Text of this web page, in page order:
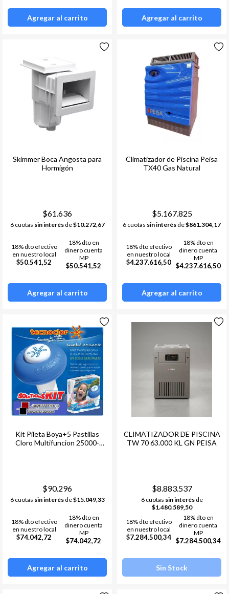
Agregar al carrito Agregar al carrito
Skimmer Boca Angosta para
Hormigón
$61.636
6 cuotas sin interésde$10.272,67
18% dto efectivo
en nuestro local
$50.541,52
18% dto en
dinero cuenta
MP
$50.541,52
Agregar al carrito
Climatizador de Piscina Peisa
TX40 Gas Natural
$5.167.825
6 cuotas sin interés de$861.304,17
18% dto efectivo
en nuestro local
$4.237.616,50
18% dto en
dinero cuenta
MP
$4.237.616,50
Agregar al carrito
Kit Pileta Boya+5 Pastillas
Cloro Multifuncion 25000-
$90.296
6 cuotas sin interésde$15.049,33
18% dto efectivo
en nuestro local
$74.042,72
18% dto en
dinero cuenta
MP
$74.042,72
Agregar al carrito
CLIMATIZADOR DE PISCINA
TW 70 63.000 KL GN PEISA
$8.883.537
6 cuotas sin interésde
$1.480.589,50
18% dto efectivo
en nuestro local
$7.284.500,34
18% dto en
dinero cuenta
MP
$7.284.500,34
Sin Stock